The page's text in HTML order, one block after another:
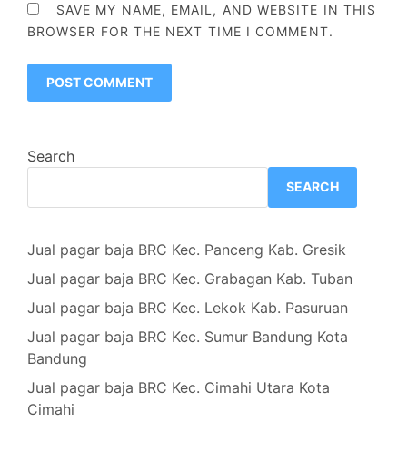
SAVE MY NAME, EMAIL, AND WEBSITE IN THIS
BROWSER FOR THE NEXT TIME I COMMENT.
Search
SEARCH
Jual pagar baja BRC Kec. Panceng Kab. Gresik
Jual pagar baja BRC Kec. Grabagan Kab. Tuban
Jual pagar baja BRC Kec. Lekok Kab. Pasuruan
Jual pagar baja BRC Kec. Sumur Bandung Kota
Bandung
Jual pagar baja BRC Kec. Cimahi Utara Kota
Cimahi